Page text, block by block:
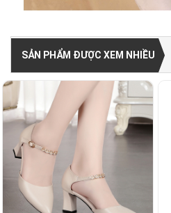
SẢN PHẨM ĐƯỢC XEM NHIỀU